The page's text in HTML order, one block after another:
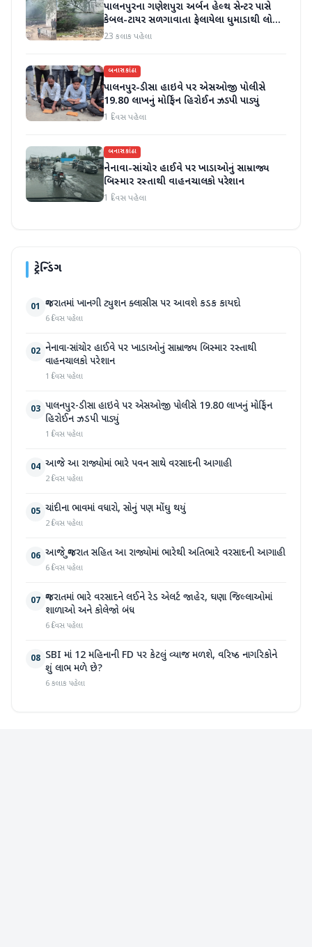
પાલનપુરના ગણેશપુરા અર્બન હેલ્થ સેન્ટર પાસે
કેબલ-ટાયર સળગાવાતા ફેલાયેલા ધુમાડાથી લોકો
પરેશાન
23 કલાક પહેલા
બનાસકાંઠા
પાલનપુર-ડીસા હાઇવે પર એસઓજી પોલીસે
19.80 લાખનું મોર્ફિન હિરોઈન ઝડપી પાડ્યું
1 દિવસ પહેલા
બનાસકાંઠા
નેનાવા-સાંચોર હાઈવે પર ખાડાઓનું સામ્રાજ્ય
બિસ્માર રસ્તાથી વાહનચાલકો પરેશાન
1 દિવસ પહેલા
ટ્રેન્ડિંગ
01 ગુજરાતમાં ખાનગી ટ્યુશન ક્લાસીસ પર આવશે કડક કાયદો
6 દિવસ પહેલા
02 નેનાવા-સાંચોર હાઈવે પર ખાડાઓનું સામ્રાજ્ય બિસ્માર રસ્તાથી
વાહનચાલકો પરેશાન
1 દિવસ પહેલા
03 પાલનપુર-ડીસા હાઇવે પર એસઓજી પોલીસે 19.80 લાખનું મોર્ફિન
હિરોઈન ઝડપી પાડ્યું
1 દિવસ પહેલા
04 આજે આ રાજ્યોમાં ભારે પવન સાથે વરસાદની આગાહી
2 દિવસ પહેલા
05 ચાંદીના ભાવમાં વધારો, સોનું પણ મોંઘુ થયું
2 દિવસ પહેલા
06 આજે ગુજરાત સહિત આ રાજ્યોમાં ભારેથી અતિભારે વરસાદની આગાહી
6 દિવસ પહેલા
07 ગુજરાતમાં ભારે વરસાદને લઈને રેડ એલર્ટ જાહેર, ઘણા જિલ્લાઓમાં
શાળાઓ અને કોલેજો બંધ
6 દિવસ પહેલા
08 SBI માં 12 મહિનાની FD પર કેટલું વ્યાજ મળશે, વરિષ્ઠ નાગરિકોને
શું લાભ મળે છે?
6 કલાક પહેલા